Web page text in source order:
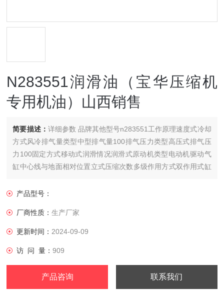
N283551润滑油（宝华压缩机
专用机油）山西销售
简要描述： 详细参数 品牌其他型号n283551工作原理速度式冷却
方式风冷排气量类型中型排气量100排气压力类型高压式排气压
力100固定方式移动式润滑情况润滑式原动机类型电动机驱动气
缸中心线与地面相对位置立式压缩次数多级作用方式双作用式缸
产品型号：
厂商性质：生产厂家
更新时间： 2024-09-09
访 问 量：909
产品咨询 联系我们